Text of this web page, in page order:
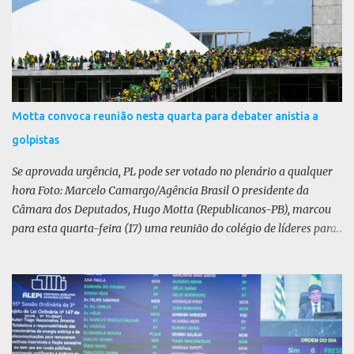
i
Motta convoca reunião nesta quarta para debater anistia a
golpistas
Se aprovada urgência, PL pode ser votado no plenário a qualquer
hora Foto: Marcelo Camargo/Agência Brasil O presidente da
Câmara dos Deputados, Hugo Motta (Republicanos-PB), marcou
para esta quarta-feira (17) uma reunião do colégio de líderes para
disse, em uma rede social, que a reunião vai “deliberar sobre a
urgência dos projetos que tratam do acontecido em 8 de janeiro de
2023”. Se aprovada urgência, o PL poderia ser votado no Plenário a
qualquer momento. Não foi divulgado relator ou texto da matéria.